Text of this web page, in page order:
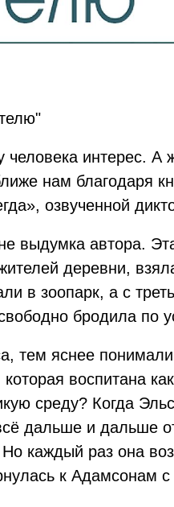
интерес.
нам благодаря
озвученной
выдумка автора.
деревни,
в зоопарк, а с
бродила
тем яснее
которая воспитана
среду? Когда
дальше и дальше
Но каждый раз она
к Адамсонам